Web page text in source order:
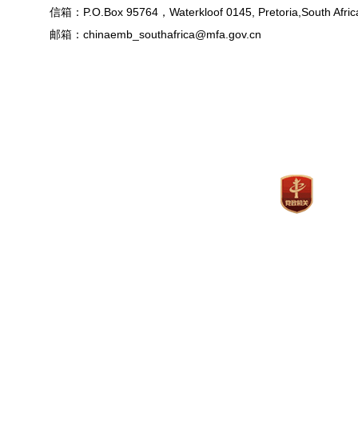
信箱：P.O.Box 95764，Waterkloof 0145, Pretoria,South
邮箱：chinaemb_southafrica@mfa.gov.cn